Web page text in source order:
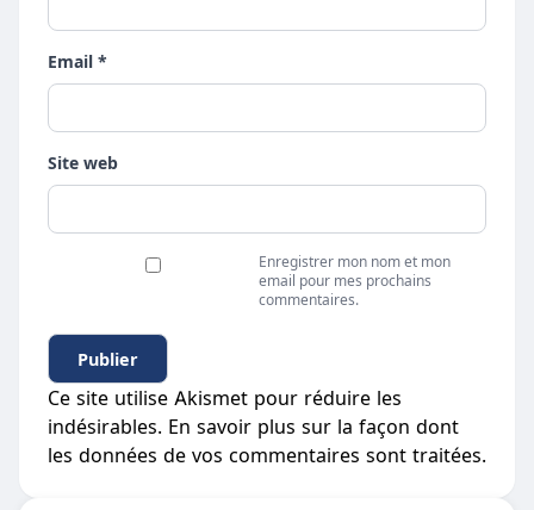
Email *
Site web
Enregistrer mon nom et mon
email pour mes prochains
commentaires.
Ce site utilise Akismet pour réduire les
indésirables. En savoir plus sur la façon dont
les données de vos commentaires sont traitées.